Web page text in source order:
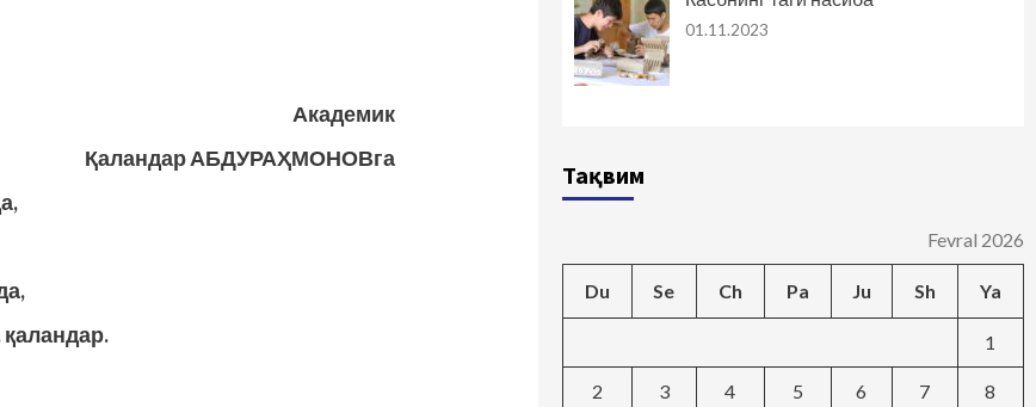
Академик
Қаландар АБДУРАҲМОНОВга
01.11.2023
Тақвим
Fevral 2026
Du Se Ch Pa Ju Sh Ya
1
2 3 4 5 6 7 8